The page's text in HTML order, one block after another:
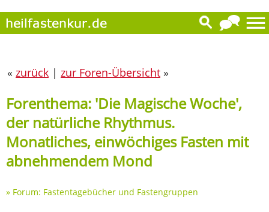
« zurück | zur Foren-Übersicht »
Forenthema: 'Die Magische Woche',
der natürliche Rhythmus.
Monatliches, einwöchiges Fasten mit
abnehmendem Mond
» Forum: Fastentagebücher und Fastengruppen